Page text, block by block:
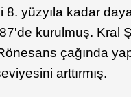
yüzyıla kadar
kurulmuş. Kral
çağında
arttırmış.